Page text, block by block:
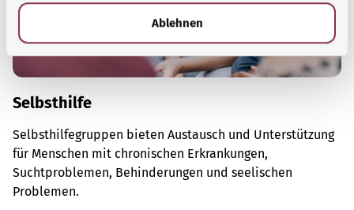
Ablehnen
Selbsthilfe
Selbsthilfegruppen bieten Austausch und Unterstützung
für Menschen mit chronischen Erkrankungen,
Suchtproblemen, Behinderungen und seelischen
Problemen.